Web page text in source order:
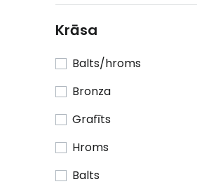
Krāsa
Balts/hroms
Bronza
Grafīts
Hroms
Balts